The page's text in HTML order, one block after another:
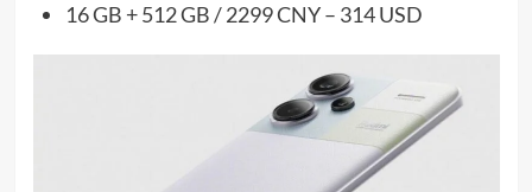
16 GB + 512 GB / 2299 CNY – 314 USD